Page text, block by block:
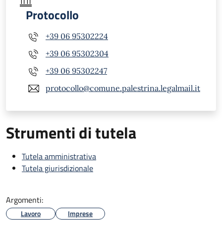
Protocollo
+39 06 95302224
+39 06 95302304
+39 06 95302247
protocollo@comune.palestrina.legalmail.it
Strumenti di tutela
Tutela amministrativa
Tutela giurisdizionale
Argomenti:
Lavoro Imprese